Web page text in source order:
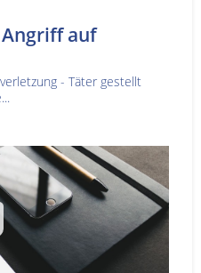
auf
- Täter gestellt